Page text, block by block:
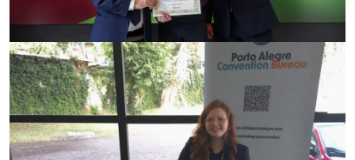
24/06/2026
Reconhecimento ao trabalho do turismo
gaúcho